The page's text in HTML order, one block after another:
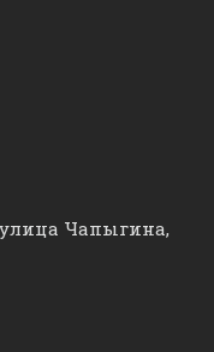
улица Чапыгина,